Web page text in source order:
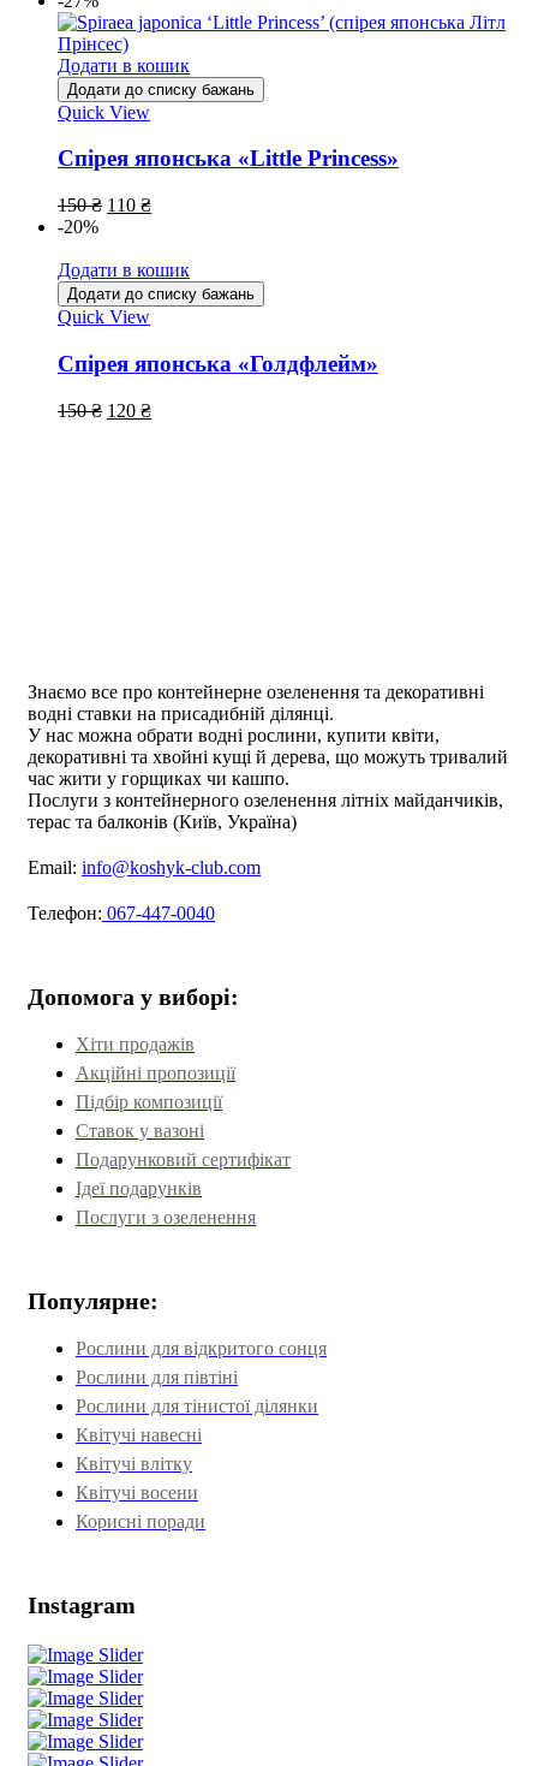
Додати в кошик
Додати до списку бажань
Quick View
Спірея японська «Little Princess»
150₴ 110 ₴
-20%
Додати в кошик
Додати до списку бажань
Quick View
Спірея японська «Голдфлейм»
150₴ 120 ₴
Знаємо все про контейнерне озеленення та декоративні
водні ставки на присадибній ділянці.
У нас можна обрати водні рослини, купити квіти,
декоративні та хвойні кущі й дерева, що можуть тривалий
час жити у горщиках чи кашпо.
Послуги з контейнерного озеленення літніх майданчиків,
терас та балконів (Київ, Україна)
Email: info@koshyk-club.com
Телефон: 067-447-0040
Допомога у виборі:
Хіти продажів
Акційні пропозиції
Підбір композиції
Ставок у вазоні
Подарунковий сертифікат
Ідеї подарунків
Послуги з озеленення
Популярне:
Рослини для відкритого сонця
Рослини для півтіні
Рослини для тінистої ділянки
Квітучі навесні
Квітучі влітку
Квітучі восени
Корисні поради
Instagram